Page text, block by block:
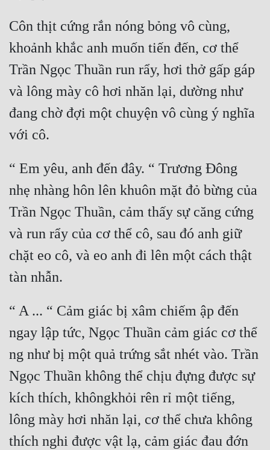
Côn thịt cứng rắn nóng bỏng vô cùng,
khoảnh khắc anh muốn tiến đến, cơ thể
Trần Ngọc Thuần run rẩy, hơi thở gấp gáp
và lông mày cô hơi nhăn lại, dường như
đang chờ đợi một chuyện vô cùng ý nghĩa
“ Em yêu, anh đến đây. “ Trương Đông
nhẹ nhàng hôn lên khuôn mặt đỏ bừng của
Trần Ngọc Thuần, cảm thấy sự căng cứng
và run rẩy của cơ thể cô, sau đó anh giữ
chặt eo cô, và eo anh đi lên một cách thật
“ A ... “ Cảm giác bị xâm chiếm ập đến
ngay lập tức, Ngọc Thuần cảm giác cơ thể
ng như bị một quả trứng sắt nhét vào. Trần
Ngọc Thuần không thể chịu đựng được sự
kích thích, khôngkhỏi rên rỉ một tiếng,
lông mày hơi nhăn lại, cơ thể chưa không
thích nghi được vật lạ, cảm giác đau đớn